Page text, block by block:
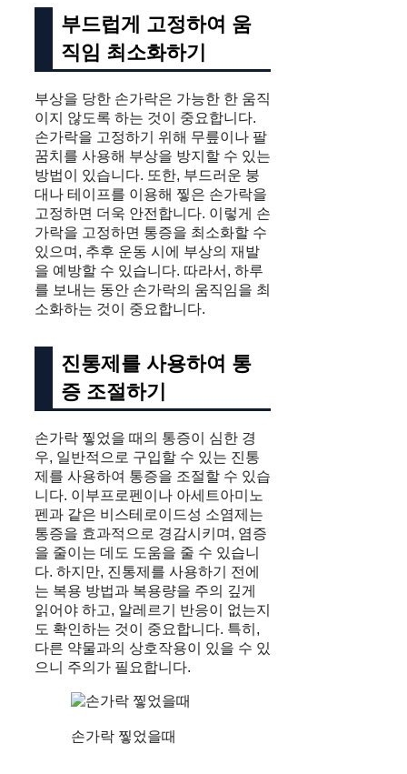
부드럽게 고정하여 움
직임 최소화하기
부상을 당한 손가락은 가능한 한 움직
이지 않도록 하는 것이 중요합니다.
손가락을 고정하기 위해 무릎이나 팔
꿈치를 사용해 부상을 방지할 수 있는
방법이 있습니다. 또한, 부드러운 붕
대나 테이프를 이용해 찧은 손가락을
고정하면 더욱 안전합니다. 이렇게 손
가락을 고정하면 통증을 최소화할 수
있으며, 추후 운동 시에 부상의 재발
을 예방할 수 있습니다. 따라서, 하루
를 보내는 동안 손가락의 움직임을 최
소화하는 것이 중요합니다.
진통제를 사용하여 통
증 조절하기
손가락 찧었을 때의 통증이 심한 경
우, 일반적으로 구입할 수 있는 진통
제를 사용하여 통증을 조절할 수 있습
니다. 이부프로펜이나 아세트아미노
펜과 같은 비스테로이드성 소염제는
통증을 효과적으로 경감시키며, 염증
을 줄이는 데도 도움을 줄 수 있습니
다. 하지만, 진통제를 사용하기 전에
는 복용 방법과 복용량을 주의 깊게
읽어야 하고, 알레르기 반응이 없는지
도 확인하는 것이 중요합니다. 특히,
다른 약물과의 상호작용이 있을 수 있
으니 주의가 필요합니다.
손가락 찧었을때